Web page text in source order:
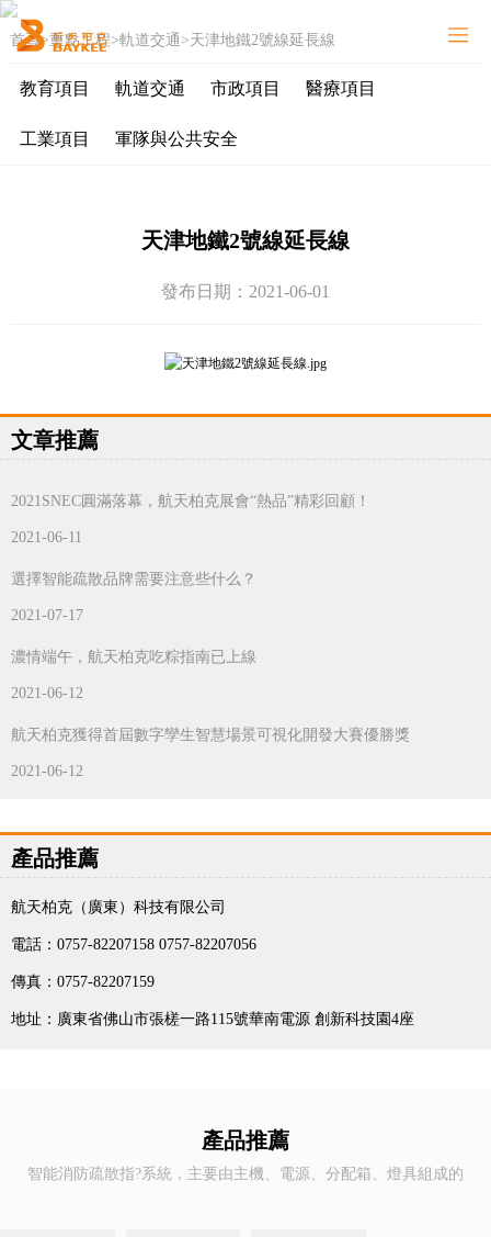
網站首頁
關于我們
首頁>重點工程>軌道交通 >天津地鐵2號線延長線
教育項目 軌道交通 市政項目 醫療項目
工業項目 軍隊與公共安全
天津地鐵2號線延長線
發布日期：2021-06-01
文章推薦
2021SNEC圓滿落幕，航天柏克展會“熱品”精彩回顧！
2021-06-11
選擇智能疏散品牌需要注意些什么？
2021-07-17
濃情端午，航天柏克吃粽指南已上線
2021-06-12
航天柏克獲得首屆數字孿生智慧場景可視化開發大賽優勝獎
2021-06-12
產品推薦
航天柏克（廣東）科技有限公司
電話：0757-82207158 0757-82207056
傳真：0757-82207159
地址：廣東省佛山市張槎一路115號華南電源 創新科技園4座
產品推薦
智能消防疏散指?系統，主要由主機、電源、分配箱、燈具組成的